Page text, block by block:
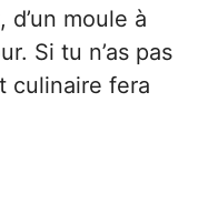
d’un moule à
Si tu n’as pas
culinaire fera